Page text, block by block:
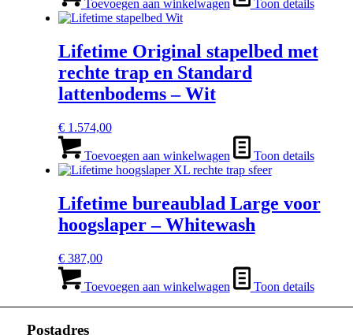
Toevoegen aan winkelwagen Toon details
Lifetime Original stapelbed met
rechte trap en Standard
lattenbodems – Wit
€1.574,00
Toevoegen aan winkelwagen Toon details
Lifetime bureaublad Large voor
hoogslaper – Whitewash
€387,00
Toevoegen aan winkelwagen Toon details
Postadres